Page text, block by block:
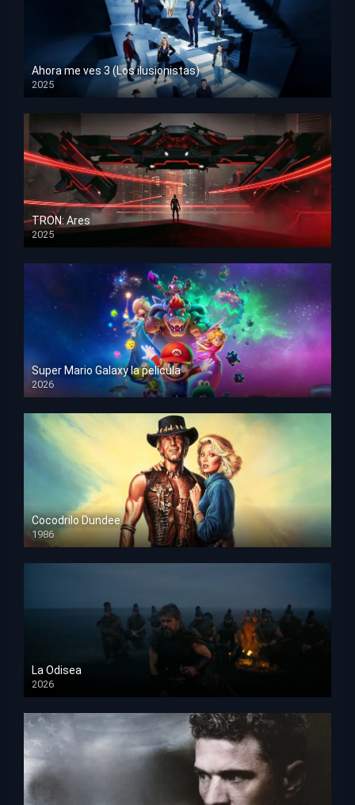
Ahora me ves 3 (Los ilusionistas)
2025
HD 1080p
TRON: Ares
2025
HD 1080p
Super Mario Galaxy la película
2026
HD 1080p
Cocodrilo Dundee
1986
HD 1080p
La Odisea
2026
TS Screener